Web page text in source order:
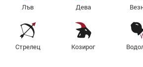
Лъв Дева
Стрелец Козирог